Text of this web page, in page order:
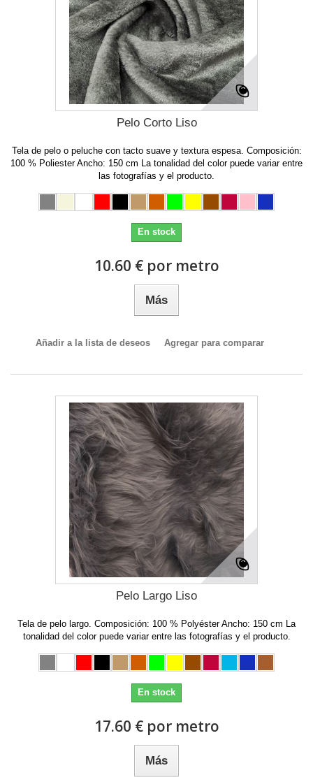
Pelo Corto Liso
Tela de pelo o peluche con tacto suave y textura espesa. Composición:
100 % Poliester Ancho: 150 cm La tonalidad del color puede variar entre
las fotografías y el producto.
En stock
10.60 € por metro
Más
Añadir a la lista de deseos Agregar para comparar
Pelo Largo Liso
Tela de pelo largo. Composición: 100 % Polyéster Ancho: 150 cm La
tonalidad del color puede variar entre las fotografías y el producto.
En stock
17.60 € por metro
Más